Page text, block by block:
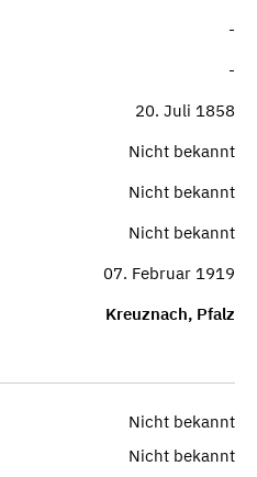
-
-
20. Juli 1858
Nicht bekannt
Nicht bekannt
Nicht bekannt
07. Februar 1919
Kreuznach, Pfalz
Nicht bekannt
Nicht bekannt